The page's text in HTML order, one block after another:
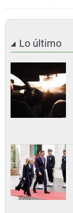
Lo último